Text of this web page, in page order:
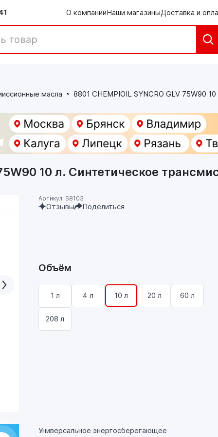
О компанииНаши магазиныДоставка и
масла 8801 CHEMPIOIL SYNCRO GLV 75W90
10 л. Синтетическое
Артикул: S8103
Отзывы Поделиться
Объём
1 л 4 л 10 л 20 л 60 л
208 л
Универсальное энергосберегающее